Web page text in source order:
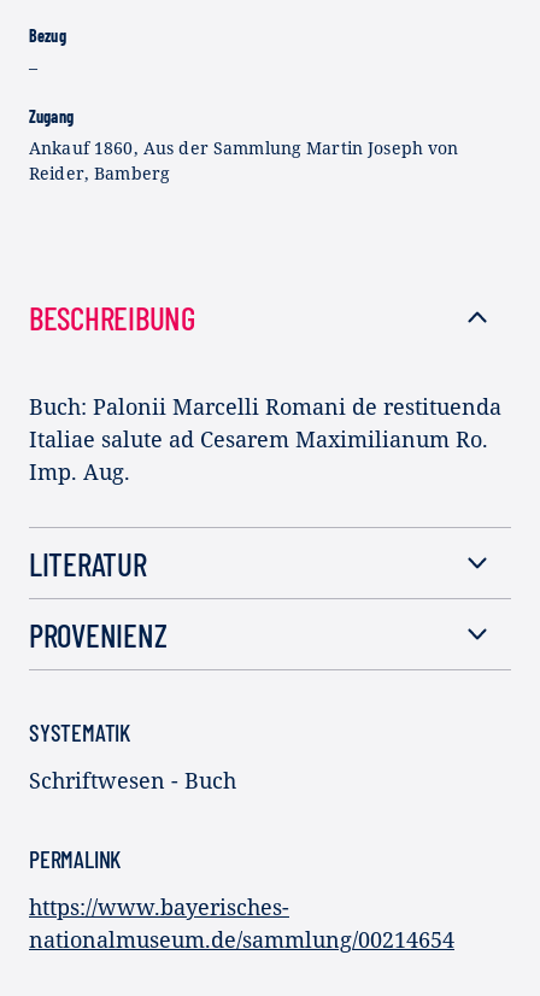
Bezug
–
Zugang
Ankauf 1860, Aus der Sammlung Martin Joseph von
Reider, Bamberg
BESCHREIBUNG
Buch: Palonii Marcelli Romani de restituenda
Italiae salute ad Cesarem Maximilianum Ro.
Imp. Aug.
LITERATUR
PROVENIENZ
SYSTEMATIK
Schriftwesen - Buch
PERMALINK
https://www.bayerisches-
nationalmuseum.de/sammlung/00214654